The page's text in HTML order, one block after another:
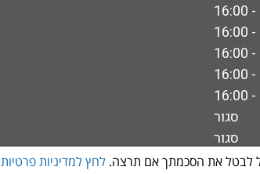
סגור
סגור
לבטל את הסכמתך אם תרצה. לחץ למדיניות פרטיות